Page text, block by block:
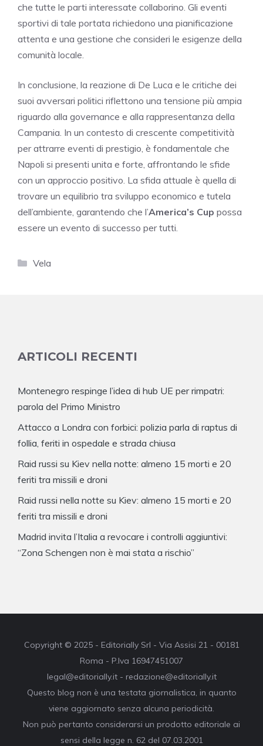
che tutte le parti interessate collaborino. Gli eventi
sportivi di tale portata richiedono una pianificazione
attenta e una gestione che consideri le esigenze della
comunità locale.
In conclusione, la reazione di De Luca e le critiche dei
suoi avversari politici riflettono una tensione più ampia
riguardo alla governance e alla rappresentanza della
Campania. In un contesto di crescente competitività
per attrarre eventi di prestigio, è fondamentale che
Napoli si presenti unita e forte, affrontando le sfide
con un approccio positivo. La sfida attuale è quella di
trovare un equilibrio tra sviluppo economico e tutela
dell’ambiente, garantendo che l’America’s Cup possa
essere un evento di successo per tutti.
Categorie
Vela
ARTICOLI RECENTI
Montenegro respinge l’idea di hub UE per rimpatri:
parola del Primo Ministro
Attacco a Londra con forbici: polizia parla di raptus di
follia, feriti in ospedale e strada chiusa
Raid russi su Kiev nella notte: almeno 15 morti e 20
feriti tra missili e droni
Raid russi nella notte su Kiev: almeno 15 morti e 20
feriti tra missili e droni
Madrid invita l’Italia a revocare i controlli aggiuntivi:
“Zona Schengen non è mai stata a rischio”
Copyright © 2025 - Editorially Srl - Via Assisi 21 - 00181
Roma - P.Iva 16947451007
legal@editorially.it - redazione@editorially.it
Questo blog non è una testata giornalistica, in quanto
viene aggiornato senza alcuna periodicità.
Non può pertanto considerarsi un prodotto editoriale ai
sensi della legge n. 62 del 07.03.2001